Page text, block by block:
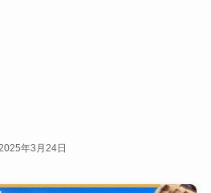
年3月24日